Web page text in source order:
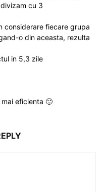
cu 3
considerare fiecare grupa
o din aceasta, rezulta
in 5,3 zile
eficienta 🙂